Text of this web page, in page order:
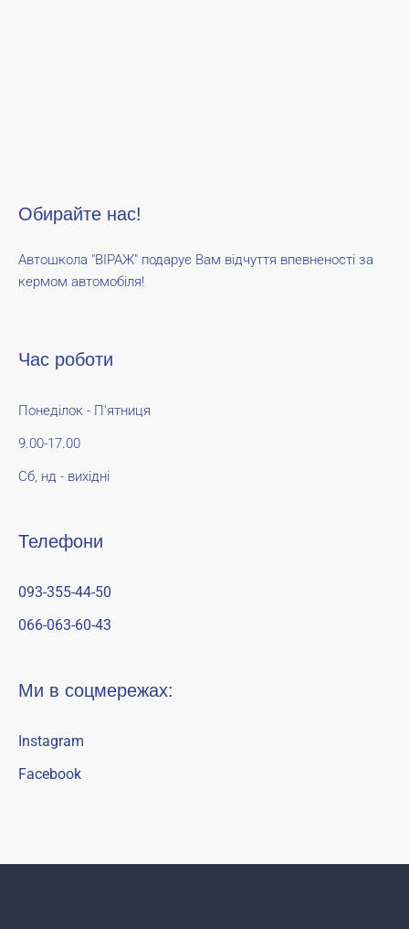
Обирайте нас!
Автошкола "ВІРАЖ" подарує Вам відчуття впевненості за
кермом автомобіля!
Час роботи
Понеділок - П'ятниця
9.00-17.00
Сб, нд - вихідні
Телефони
093-355-44-50
066-063-60-43
Ми в соцмережах:
Instagram
Facebook